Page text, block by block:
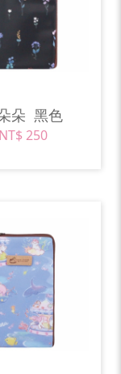
朵 黑色
NT$ 250